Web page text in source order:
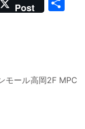
Post
モール高岡2F MPC